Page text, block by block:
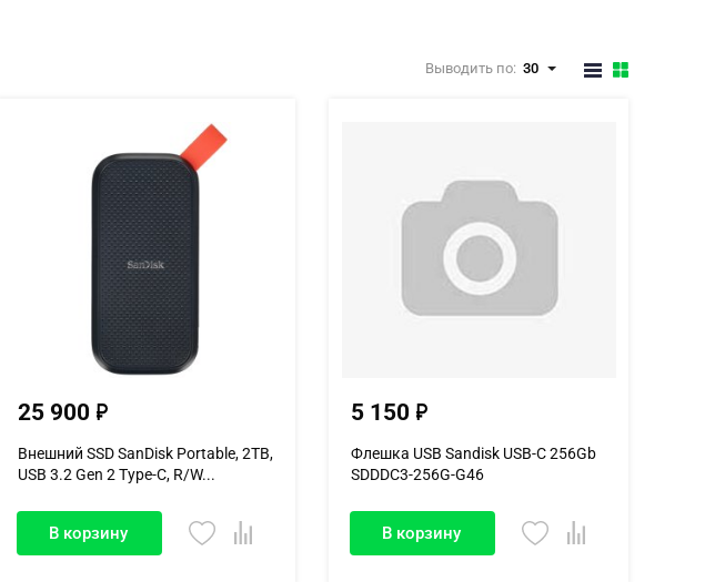
Выводить по: 30
25 900
Внешний SSD SanDisk Portable, 2TB,
USB 3.2 Gen 2 Type-C, R/W...
В корзину
5 150
Флешка USB Sandisk USB-C 256Gb
SDDDC3-256G-G46
В корзину